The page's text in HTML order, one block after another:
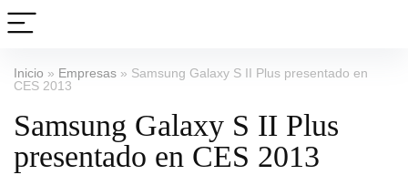
Inicio » Empresas » Samsung Galaxy S II Plus presentado en
CES 2013
Samsung Galaxy S II Plus
presentado en CES 2013